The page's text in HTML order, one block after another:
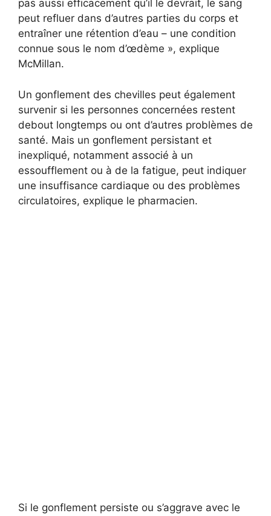
pas aussi efficacement qu’il le devrait, le sang
peut refluer dans d’autres parties du corps et
entraîner une rétention d’eau – une condition
connue sous le nom d’œdème », explique
McMillan.
Un gonflement des chevilles peut également
survenir si les personnes concernées restent
debout longtemps ou ont d’autres problèmes de
santé. Mais un gonflement persistant et
inexpliqué, notamment associé à un
essoufflement ou à de la fatigue, peut indiquer
une insuffisance cardiaque ou des problèmes
circulatoires, explique le pharmacien.
Si le gonflement persiste ou s’aggrave avec le